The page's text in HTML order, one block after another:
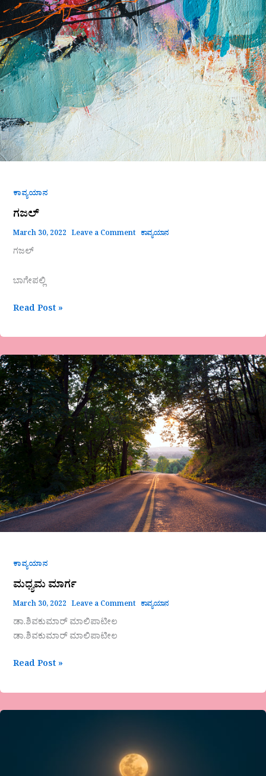
ಕಾವ್ಯಯಾನ
ಗಜಲ್
March 30, 2022 Leave a Comment ಕಾವ್ಯಯಾನ
ಗಜಲ್
ಬಾಗೇಪಲ್ಲಿ
Read Post »
ಕಾವ್ಯಯಾನ
ಮಧ್ಯಮ ಮಾರ್ಗ
March 30, 2022 Leave a Comment ಕಾವ್ಯಯಾನ
ಡಾ.ಶಿವಕುಮಾರ್ ಮಾಲಿಪಾಟೀಲ
ಡಾ.ಶಿವಕುಮಾರ್ ಮಾಲಿಪಾಟೀಲ
ಮಧ್ಯಮ
ಮಾರ್ಗ
Read Post »